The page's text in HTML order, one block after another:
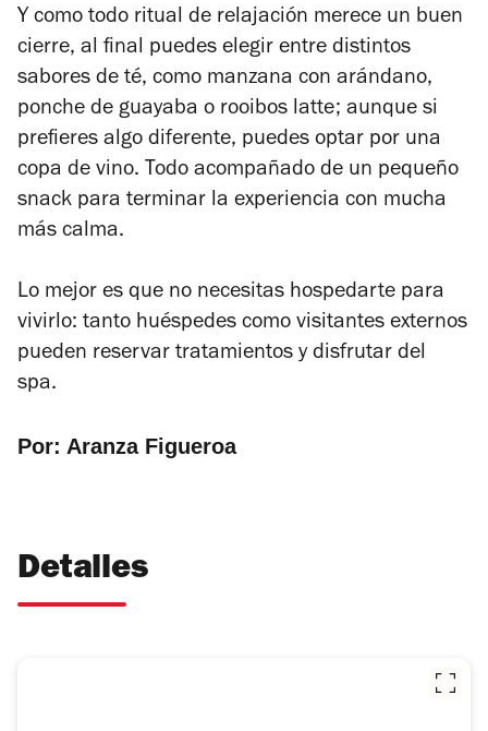
Y como todo ritual de relajación merece un buen
cierre, al final puedes elegir entre distintos
sabores de té, como manzana con arándano,
ponche de guayaba o rooibos latte; aunque si
prefieres algo diferente, puedes optar por una
copa de vino. Todo acompañado de un pequeño
snack para terminar la experiencia con mucha
más calma.
Lo mejor es que no necesitas hospedarte para
vivirlo: tanto huéspedes como visitantes externos
pueden reservar tratamientos y disfrutar del
spa.
Por: Aranza Figueroa
Detalles